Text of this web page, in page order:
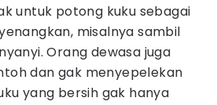
untuk potong kuku sebagai
misalnya sambil
Orang dewasa juga
dan gak menyepelekan
yang bersih gak hanya